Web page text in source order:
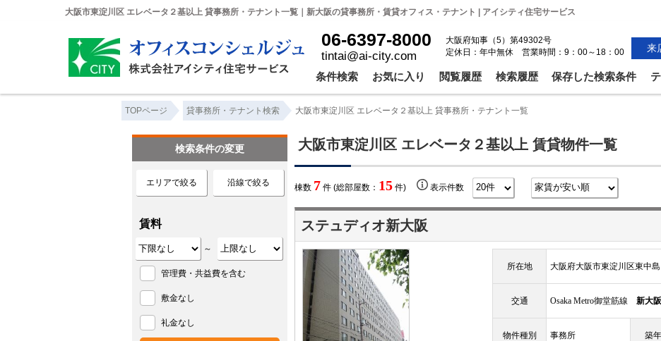
大阪市東淀川区 エレベータ２基以上 貸事務所・テナント一覧｜新大阪の貸事務所・賃貸オフィス・テナント | アイシティ住宅サービス
06-6397-8000
tintai@ai-city.com
大阪府知事（5）第49302号
定休日：年中無休 営業時間：9：00～18：00
来
条件検索 お気に入り 閲覧履歴 検索履歴 保存した検索条件
TOPページ 貸事務所・テナント検索 大阪市東淀川区 エレベータ２基以上 貸事務所・テナント一覧
大阪市東淀川区 エレベータ２基以上 賃貸物件一覧
棟数 7 件 (総部屋数： 15 件) 表示件数
ステュディオ新大阪
所在地 大阪府大阪市東淀川区東中
交通 Osaka Metro御堂筋線 新大
物件種別 事務所 築
検索条件の変更
エリアで絞る 沿線で絞る
賃料
～
管理費・共益費を含む
敷金なし
礼金なし